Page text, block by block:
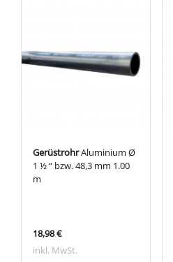
GerüstrohrAluminium Ø
1 ½ “ bzw. 48,3 mm 1.00
m
18,98 €
inkl. MwSt.